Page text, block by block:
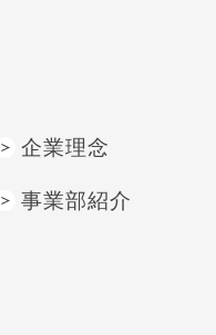
企業理念
事業部紹介